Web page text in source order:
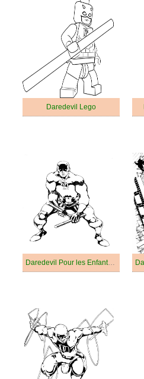
Daredevil Lego
Daredevil Pour les Enfants de 1 An